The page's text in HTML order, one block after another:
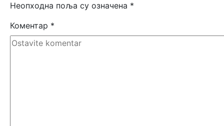
Неопходна поља су означена *
Коментар *